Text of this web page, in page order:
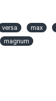
versa max
magnum